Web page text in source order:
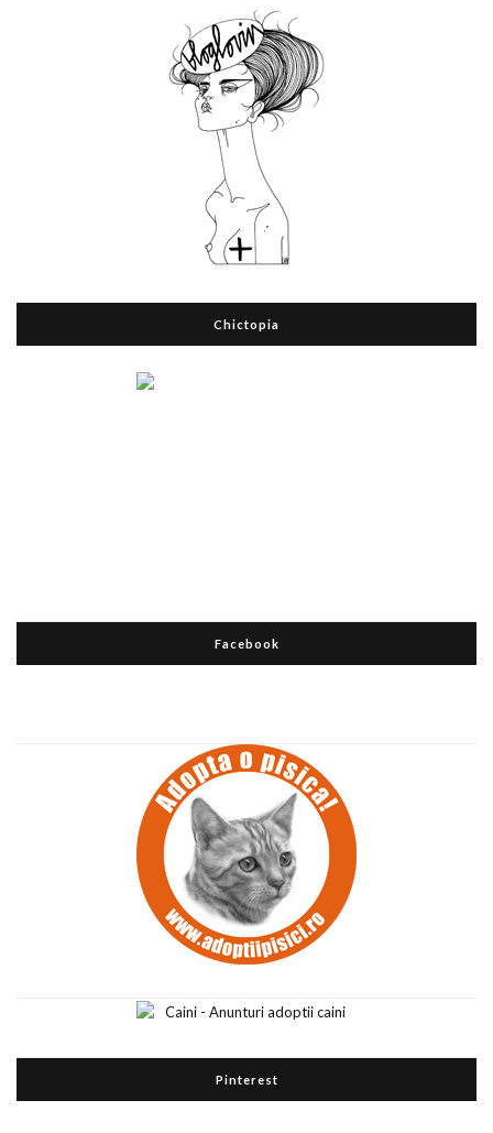
Chictopia
Facebook
Pinterest